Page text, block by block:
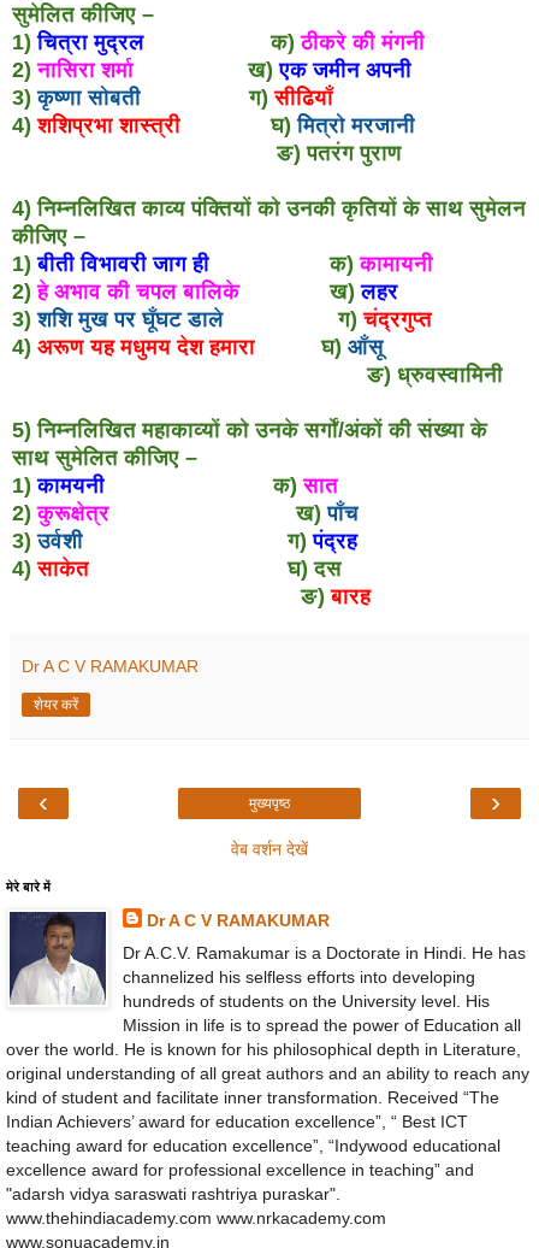
सुमेलित कीजिए –
1)चित्रा मुद्रल क)ठीकरे की मंगनी
2)नासिरा शर्मा ख)एक जमीन अपनी
3)कृष्णा सोबती ग)सीढियाँ
4)शशिप्रभा शास्त्री घ)मित्रो मरजानी
ङ) पतरंग पुराण
4) निम्नलिखित काव्य पंक्तियों को उनकी कृतियों के साथ सुमेलन
कीजिए –
1)बीती विभावरी जाग ही क)कामायनी
2)हे अभाव की चपल बालिकेख) लहर
3)शशि मुख पर घूँघट डाले ग)चंद्रगुप्त
4) अरूण यह मधुमय देश हमारा घ) आँसू
ङ) ध्रुवस्वामिनी
5) निम्नलिखित महाकाव्यों को उनके सर्गों/अंकों की संख्या के
साथ सुमेलित कीजिए –
1)कामयनी क) सात
2)कुरूक्षेत्र ख)पाँच
3)उर्वशी ग)पंद्रह
4)साकेत
घ) दस
ङ)बारह
Dr A C V RAMAKUMAR
शेयर करें
‹ ›
मुख्यपृष्ठ
वेब वर्शन देखें
मेरे बारे में
Dr A C V RAMAKUMAR
Dr A.C.V. Ramakumar is a Doctorate in Hindi. He has
channelized his selfless efforts into developing
hundreds of students on the University level. His
Mission in life is to spread the power of Education all
over the world. He is known for his philosophical depth in Literature,
original understanding of all great authors and an ability to reach any
kind of student and facilitate inner transformation. Received “The
Indian Achievers’ award for education excellence”, “ Best ICT
teaching award for education excellence”, “Indywood educational
excellence award for professional excellence in teaching” and
"adarsh vidya saraswati rashtriya puraskar".
www.thehindiacademy.com www.nrkacademy.com
www.sonuacademy.in